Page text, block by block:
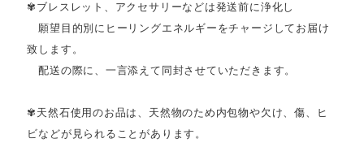
✾ブレスレット、アクセサリーなどは発送前に浄化し
願望目的別にヒーリングエネルギーをチャージしてお届け
致します。
配送の際に、一言添えて同封させていただきます。
✾天然石使用のお品は、天然物のため内包物や欠け、傷、ヒ
ビなどが見られることがあります。